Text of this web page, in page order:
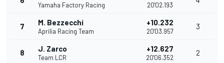
Yamaha Factory Racing 20'02.193
7 M. Bezzecchi
Aprilia Racing Team
+10.232
20'03.957
3
8 J. Zarco
Team LCR
+12.627
20'06.352
2